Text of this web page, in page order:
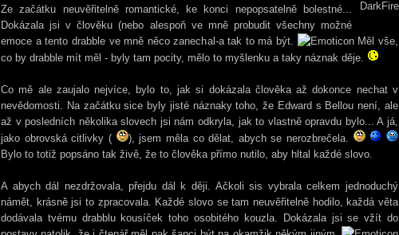
Ze začátku neuvěřitelně romantické, ke konci nepopsatelně bolestné...
Dokázala jsi v člověku (nebo alespoň ve mně probudit všechny možné
emoce a tento drabble ve mně něco zanechal-a tak to má být.
Měl vše,
co by drabble mít měl - byly tam pocity, mělo to myšlenku a taky náznak děje.
Co mě ale zaujalo nejvíce, bylo to, jak si dokázala člověka až dokonce nechat v
nevědomosti. Na začátku sice byly jisté náznaky toho, že Edward s Bellou není, ale
až v posledních několika slovech jsi nám odkryla, jak to vlastně opravdu bylo... A já,
jako obrovská citlivky (
), jsem měla co dělat, abych se nerozbrečela.
Bylo to totiž popsáno tak živě, že to člověka přímo nutilo, aby hltal každé slovo.
A abych dál nezdržovala, přejdu dál k ději. Ačkoli sis vybrala celkem jednoduchý
námět, krásně jsi to zpracovala. Každé slovo se tam neuvěřitelně hodilo, každá věta
dodávala tvému drabblu kousíček toho osobitého kouzla. Dokázala jsi se vžít do